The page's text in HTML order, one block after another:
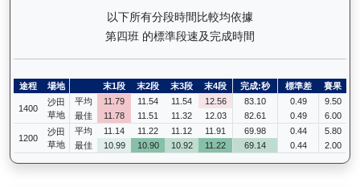
以下所有分段時間比較均依據
第四班 的標準段速及完成時間
途程 場地 末1段 末2段 末3段 末4段 完成:秒 標準差 賽果
1400
沙田
草地
平均 11.79 11.54 11.54 12.56 83.10 0.49
9.50
最佳
11.78 11.51 11.32 12.03 82.61 0.49 6.00
1200
沙田
草地
平均 11.14 11.22 11.12 11.91 69.98 0.44
5.80
最佳
10.99 10.90 10.92 11.22 69.14 0.44 2.00